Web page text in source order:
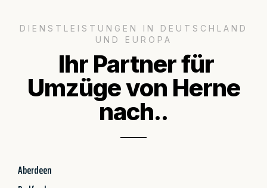
DIENSTLEISTUNGEN IN DEUTSCHLAND
UND EUROPA
Ihr Partner für
Umzüge von Herne
nach..
Aberdeen